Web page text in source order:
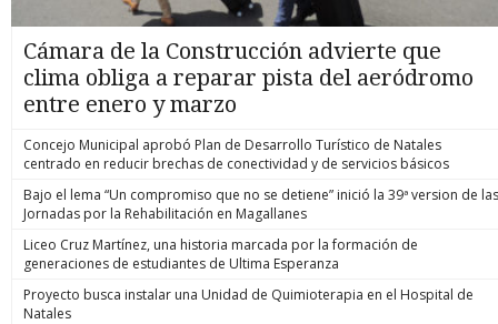
Cámara de la Construcción advierte que
clima obliga a reparar pista del aeródromo
entre enero y marzo
Concejo Municipal aprobó Plan de Desarrollo Turístico de Natales
centrado en reducir brechas de conectividad y de servicios básicos
Bajo el lema “Un compromiso que no se detiene” inició la 39ª version de las
Jornadas por la Rehabilitación en Magallanes
Liceo Cruz Martínez, una historia marcada por la formación de
generaciones de estudiantes de Ultima Esperanza
Proyecto busca instalar una Unidad de Quimioterapia en el Hospital de
Natales